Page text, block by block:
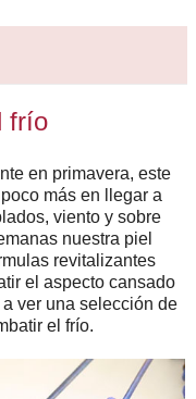
frío
en primavera, este
más en llegar a
viento y sobre
nuestra piel
revitalizantes
el aspecto cansado
ver una selección de
el frío.